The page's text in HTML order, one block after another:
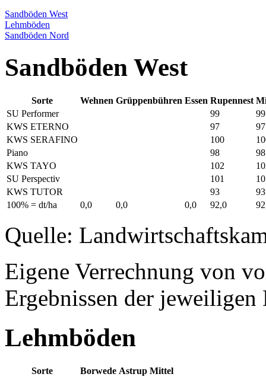
Sandböden West
Lehmböden
Sandböden Nord
Sandböden West
Sorte Wehnen Grüppenbühren Essen Rupennest
SU Performer
99
99
KWS ETERNO
97
97
KWS SERAFINO
100
Piano
98
98
KWS TAYO
102
SU Perspectiv
101
KWS TUTOR
93
93
100% = dt/ha
0,0 0,0 0,0 92,0
Quelle:
Eigene Verrechnung von
Ergebnissen der jeweiligen
Lehmböden
Sorte Borwede Astrup Mittel